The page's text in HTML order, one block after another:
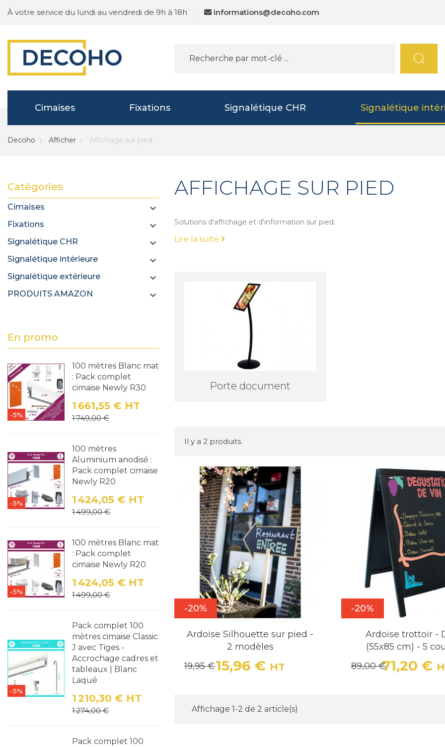
À votre service du lundi au vendredi de 9h à 18h informations@decoho.com
Cimaises Fixations Signalétique CHR Signalétique
Decoho Afficher Affichage sur pied
Catégories
Cimaises 
Fixations 
Signalétique CHR 
Signalétique intérieure 
Signalétique extérieure 
PRODUITS AMAZON 
En promo
-5%
100 mètres Blanc mat
: Pack complet
cimaise Newly R30
Prix
1 661,55 € HT
Prix de base
1 749,00 €
-5%
100 mètres
Aluminium anodisé :
Pack complet cimaise
Newly R20
Prix
1 424,05 € HT
Prix de base
1 499,00 €
-5%
100 mètres Blanc mat
: Pack complet
cimaise Newly R20
Prix
1 424,05 € HT
Prix de base
1 499,00 €
-5%
Pack complet 100
mètres cimaise Classic
J avec Tiges -
Accrochage cadres et
tableaux | Blanc
Laqué
Prix
1 210,30 € HT
Prix de base
1 274,00 €
Pack complet 100
AFFICHAGE SUR PIED
Solutions d'affichage et d'information sur pied.
Lire la suite
Porte document
Il y a 2 produits.
-20%
Ardoise Silhouette sur pied -
2 modèles
Prix
15,96 € HT
Prix de base
19,95 €
-20%
Ardoise trottoir -
(55x85 cm) - 5
Prix
71,20 €
Prix
89,00 €
Affichage 1-2 de 2 article(s)